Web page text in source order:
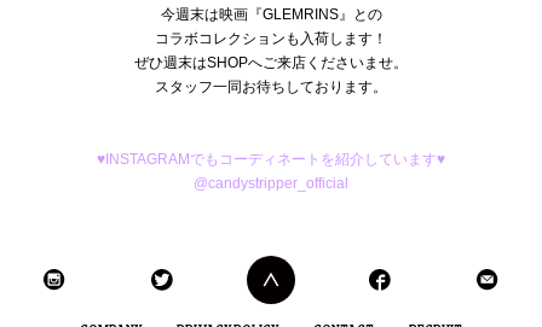
今週末は映画『GLEMRINS』との
コラボコレクションも入荷します！
ぜひ週末はSHOPへご来店くださいませ。
スタッフ一同お待ちしております。
♥INSTAGRAMでもコーディネートを紹介しています♥
@candystripper_official